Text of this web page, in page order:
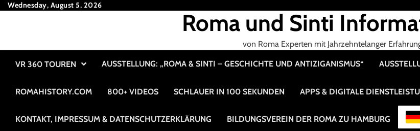
SkipWednesday, August 5, 2026
Roma und Sinti
von Roma Experten mit Jahrzehntelanger
VR 360 TOUREN AUSSTELLUNG: „ROMA & SINTI – GESCHICHTE UND ANTIZIGANISMUS“
ROMAHISTORY.COM 800+ VIDEOS SCHLAUER IN 100 SEKUNDEN APPS & DIGITALE
KONTAKT, IMPRESSUM & DATENSCHUTZERKLÄRUNG BILDUNGSVEREIN DER ROMA ZU HAMBURG